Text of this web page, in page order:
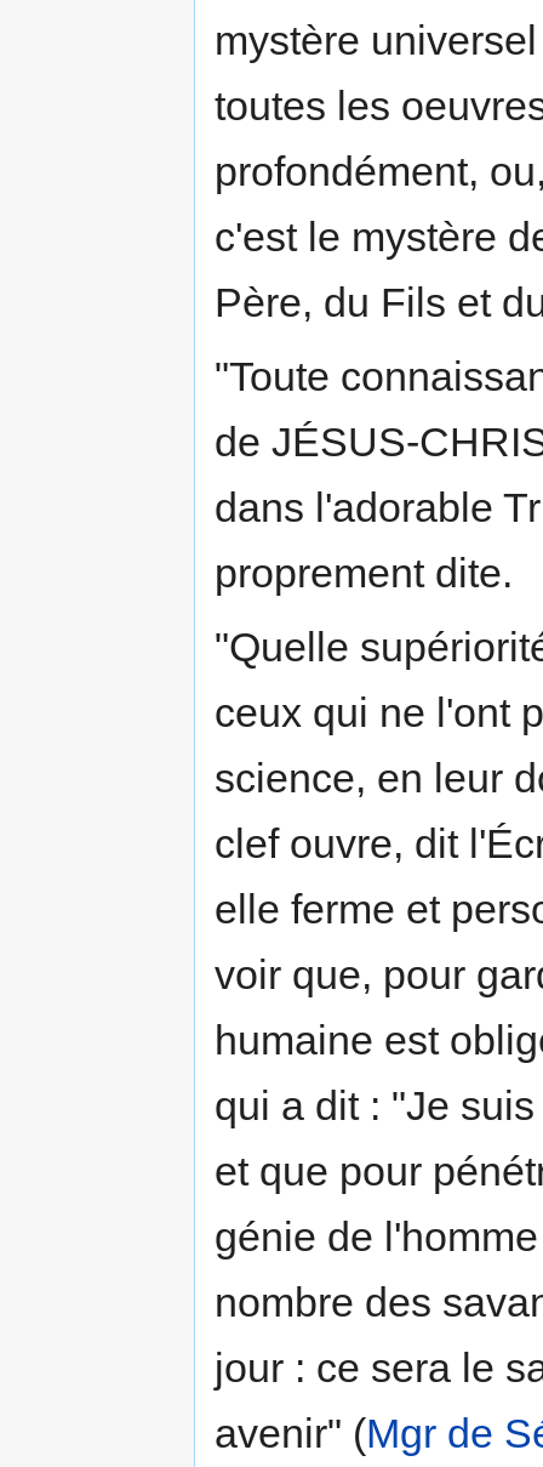
mystère
toutes les
profondément,
c'est le mystère
Père, du Fils et
"Toute
de JÉSUS-
dans l'adorable
proprement dite.
"Quelle
ceux qui ne l'ont
science, en leur
clef ouvre, dit
elle ferme et
voir que, pour
humaine est
qui a dit : "Je
et que pour
génie de
nombre des
jour : ce sera le
avenir" (Mgr de